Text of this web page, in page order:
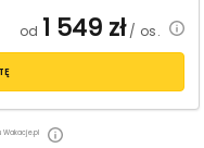
od 1 549 zł/ os.